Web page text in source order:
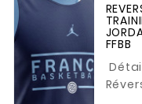
FFBB